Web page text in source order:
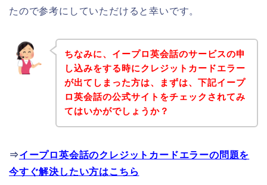
たので参考にしていただけると幸いです。
ちなみに、イープロ英会話のサービスの申
し込みをする時にクレジットカードエラー
が出てしまった方は、まずは、下記イープ
ロ英会話の公式サイトをチェックされてみ
てはいかがでしょうか？
⇒イープロ英会話のクレジットカードエラーの問題を
今すぐ解決したい方はこちら